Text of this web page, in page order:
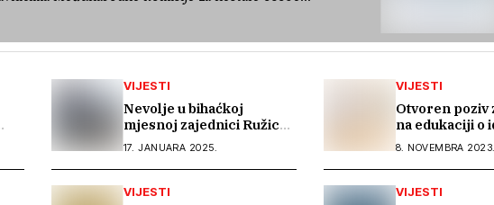
VIJESTI
Nevolje u bihaćkoj
mjesnoj zajednici Ružica:
zgrade u kojima žive
romske porodice već 15
godina nemaju upravitelja
17. JANUARA 2025.
VIJESTI
Otvoren poziv
na edukaciji o
žrtava trgovine
8. NOVEMBRA 2023.
VIJESTI VIJESTI